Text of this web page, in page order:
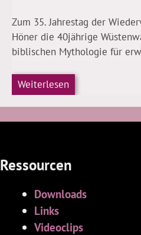
Zum 35. Jahrestag der
Höner die 40jährige
biblischen Mythologie für
Weiterlesen
Ressourcen
Downloads
Links
Videoclips